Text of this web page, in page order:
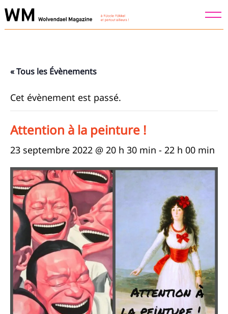
Skip
to
« Tous les Évènements
Cet évènement est passé.
Attention à la peinture !
23 septembre 2022 @ 20 h 30 min - 22 h 00 min